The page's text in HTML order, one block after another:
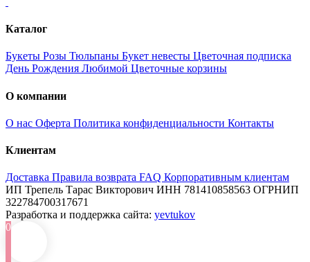
Каталог
Букеты Розы Тюльпаны Букет невесты Цветочная подписка
День Рождения Любимой Цветочные корзины
О компании
О нас Оферта Политика конфиденциальности Контакты
Клиентам
Доставка Правила возврата FAQ Корпоративным клиентам
ИП Трепель Тарас Викторович ИНН 781410858563 ОГРНИП
322784700317671
Разработка и поддержка сайта: yevtukov
0